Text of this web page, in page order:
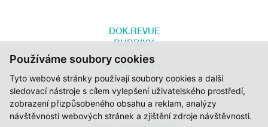
Používáme soubory cookies
Tyto webové stránky používají soubory cookies a další
sledovací nástroje s cílem vylepšení uživatelského prostředí,
zobrazení přizpůsobeného obsahu a reklam, analýzy
návštěvnosti webových stránek a zjištění zdroje návštěvnosti.
DOK.REVUE
RUBRIKY
AUTOŘI
O DOK.REVUE
PODPOŘTE NÁS
KONTAKTY